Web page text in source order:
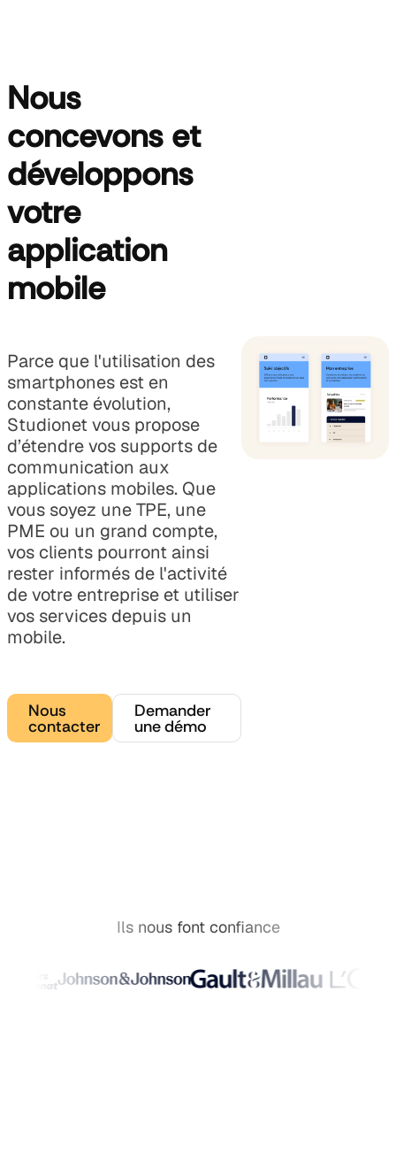
Nous
concevons et
développons
votre
application
mobile
Parce que l'utilisation des
smartphones est en
constante évolution,
Studionet vous propose
d’étendre vos supports de
communication aux
applications mobiles. Que
vous soyez une TPE, une
PME ou un grand compte,
vos clients pourront ainsi
rester informés de l'activité
de votre entreprise et utiliser
vos services depuis un
mobile.
Nous
contacter
Demander
une démo
Ils nous font confiance